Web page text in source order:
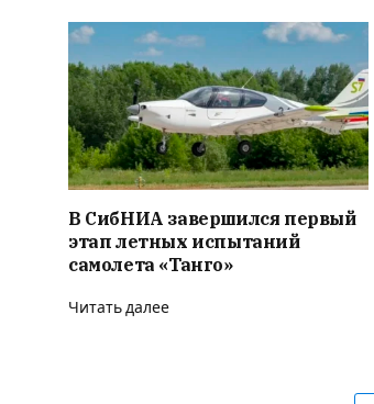
В СибНИА завершился первый
этап летных испытаний
самолета «Танго»
Читать далее